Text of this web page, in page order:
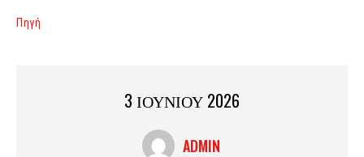
Πηγή
3 ΙΟΥΝΙΟΥ 2026
ADMIN